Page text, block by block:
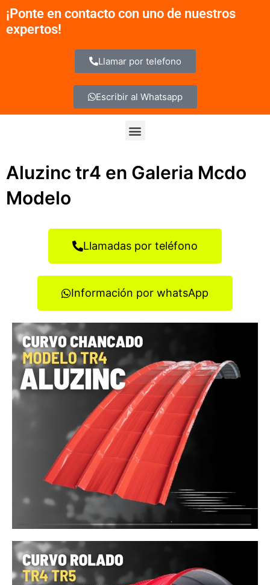
contenido
¡Ponte en contacto con uno de nuestros
expertos!
Llamar por telefono
Escribir al Whatsapp
Menu
Aluzinc tr4 en Galeria Mcdo
Modelo
Llamadas por teléfono
Información por whatsApp